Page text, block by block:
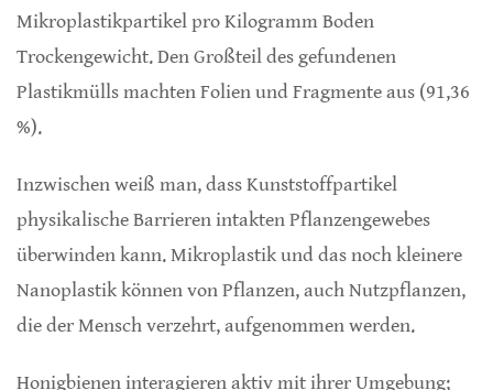
Mikroplastikpartikel pro Kilogramm Boden
Trockengewicht. Den Großteil des gefundenen
Plastikmülls machten Folien und Fragmente aus (91,36
%).
Inzwischen weiß man, dass Kunststoffpartikel
physikalische Barrieren intakten Pflanzengewebes
überwinden kann. Mikroplastik und das noch kleinere
Nanoplastik können von Pflanzen, auch Nutzpflanzen,
die der Mensch verzehrt, aufgenommen werden.
Honigbienen interagieren aktiv mit ihrer Umgebung;